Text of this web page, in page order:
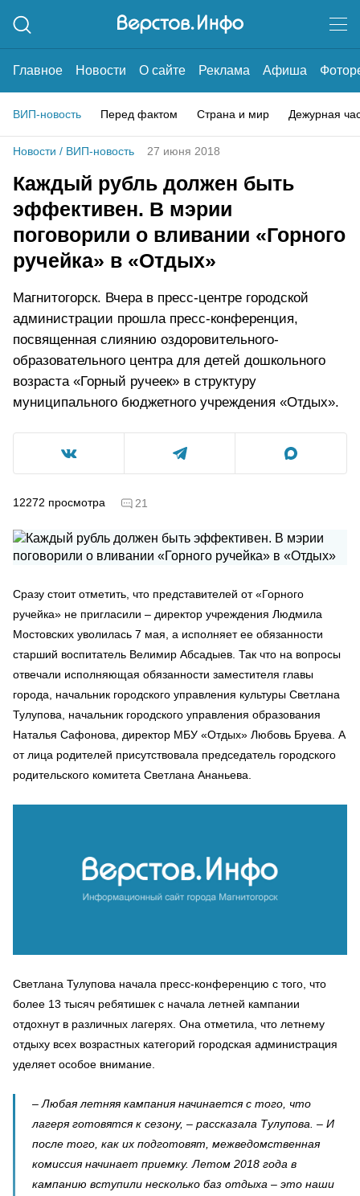
Главное Новости О сайте Реклама Афиша
ВИП-новость Перед фактом Страна и мир Дежурная
Новости / ВИП-новость 27 июня 2018
Каждый рубль должен быть
эффективен. В мэрии
поговорили о вливании «Горного
ручейка» в «Отдых»
Магнитогорск. Вчера в пресс-центре городской
администрации прошла пресс-конференция,
посвященная слиянию оздоровительного-
образовательного центра для детей дошкольного
возраста «Горный ручеек» в структуру
муниципального бюджетного учреждения «Отдых».
12272 просмотра 21
Сразу стоит отметить, что представителей от «Горного
ручейка» не пригласили – директор учреждения Людмила
Мостовских уволилась 7 мая, а исполняет ее обязанности
старший воспитатель Велимир Абсадыев. Так что на вопросы
отвечали исполняющая обязанности заместителя главы
города, начальник городского управления культуры Светлана
Тулупова, начальник городского управления образования
Наталья Сафонова, директор МБУ «Отдых» Любовь Бруева. А
от лица родителей присутствовала председатель городского
родительского комитета Светлана Ананьева.
Светлана Тулупова начала пресс-конференцию с того, что
более 13 тысяч ребятишек с начала летней кампании
отдохнут в различных лагерях. Она отметила, что летнему
отдыху всех возрастных категорий городская администрация
уделяет особое внимание.
– Любая летняя кампания начинается с того, что
лагеря готовятся к сезону, – рассказала Тулупова. – И
после того, как их подготовят, межведомственная
комиссия начинает приемку. Летом 2018 года в
кампанию вступили несколько баз отдыха – это наши